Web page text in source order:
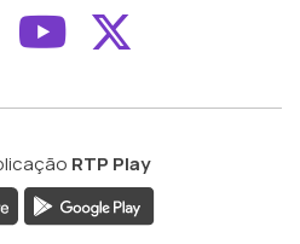
ao ao
Aceder ao
RTP Play